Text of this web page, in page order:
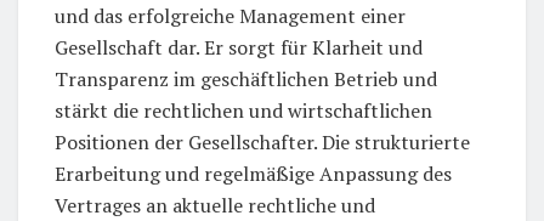
und das erfolgreiche Management einer
Gesellschaft dar. Er sorgt für Klarheit und
Transparenz im geschäftlichen Betrieb und
stärkt die rechtlichen und wirtschaftlichen
Positionen der Gesellschafter. Die strukturierte
Erarbeitung und regelmäßige Anpassung des
Vertrages an aktuelle rechtliche und